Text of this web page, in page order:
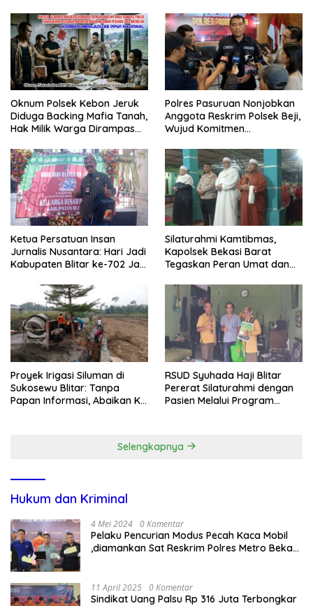
Oknum Polsek Kebon Jeruk
Diduga Backing Mafia Tanah,
Hak Milik Warga Dirampas
Polres Pasuruan Nonjobkan
Anggota Reskrim Polsek Beji,
Wujud Komitmen
Dugaan Penganiayaan
Ketua Persatuan Insan
Jurnalis Nusantara: Hari Jadi
Kabupaten Blitar ke-702 Jadi
Pembangunan
Silaturahmi Kamtibmas,
Kapolsek Bekasi Barat
Tegaskan Peran Umat dan
Kondusivitas Wilayah
Proyek Irigasi Siluman di
Sukosewu Blitar: Tanpa
Papan Informasi, Abaikan K3,
RSUD Syuhada Haji Blitar
Pererat Silaturahmi dengan
Pasien Melalui Program
Selengkapnya
Hukum dan Kriminal
4 Mei 2024 0 Komentar
Pelaku Pencurian Modus Pecah Kaca Mobil
,diamankan Sat Reskrim Polres Metro Bekasi
11 April 2025 0 Komentar
Sindikat Uang Palsu Rp 316 Juta Terbongkar